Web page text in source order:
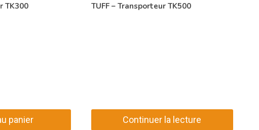
TK300
panier
TUFF – Transporteur TK500
Continuer la lecture